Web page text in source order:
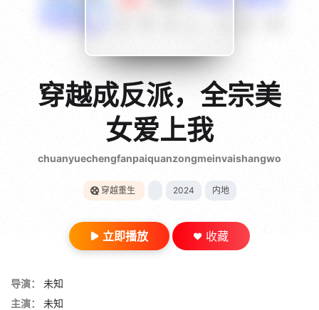
{if condition="$obj.vod_points
gt 0"}
28短剧
穿越成反派，全宗美
女爱上我
chuanyuechengfanpaiquanzongmeinvaishangwo
穿越重生 2024 内地
立即播放 收藏
导演：
未知
主演：
未知